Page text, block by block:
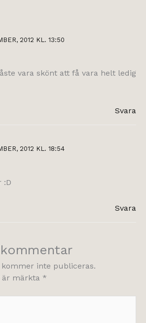
2012 KL. 13:50
vara skönt att få vara helt ledig
Svara
2012 KL. 18:54
:D
Svara
kommer inte publiceras.
är märkta *